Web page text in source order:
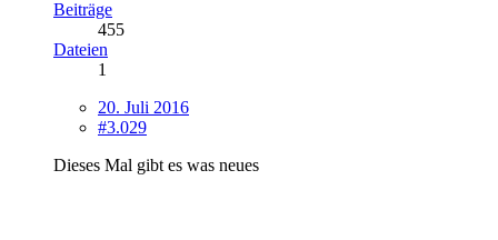
Beiträge
455
Dateien
1
20. Juli 2016
#3.029
Dieses Mal gibt es was neues